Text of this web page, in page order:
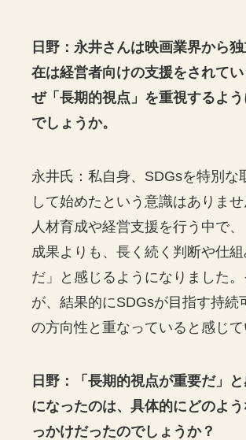
日野：永井さんは映画業界から
在は経営者向けの支援をされて
ぜ「長期的視点」を重視するよ
でしょうか。
永井氏：私自身、SDGsを特別な
して始めたという意識はありませ
人材育成や経営支援を行う中で
成果よりも、長く続く判断や仕
だ」と感じるようになりました
が、結果的にSDGsが目指す持続
の方向性と重なっていると感じて
日野：「長期的視点が重要だ」
になったのは、具体的にどのよ
っかけだったのでしょうか？